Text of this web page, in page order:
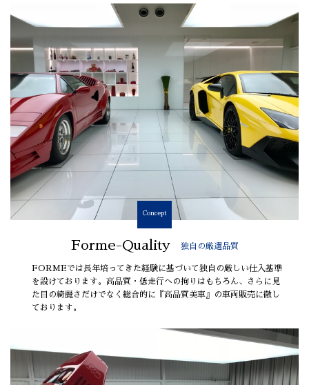
Concept
Forme-Quality 独自の厳選品質
FORMEでは長年培ってきた経験に基づいて独自の厳しい仕入基準
を設けております。高品質・低走行への拘りはもちろん、さらに見
た目の綺麗さだけでなく総合的に『高品質美車』の車両販売に徹し
ております。